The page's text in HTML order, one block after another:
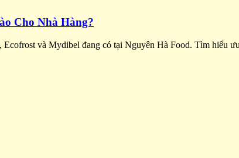
Cho Nhà Hàng?
và Mydibel đang có tại Nguyên Hà Food. Tìm hiểu